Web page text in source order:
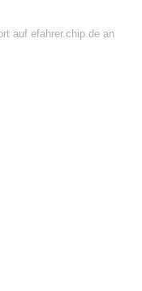
auf efahrer.chip.de an